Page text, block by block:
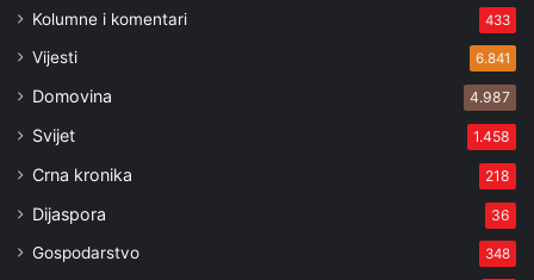
Kolumne i komentari 433
Vijesti 6.841
Domovina 4.987
Svijet 1.458
Crna kronika 218
Dijaspora 36
Gospodarstvo 348